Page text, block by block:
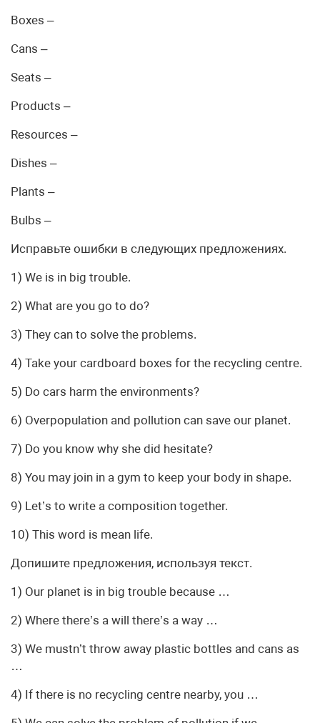
Boxes –
Cans –
Seats –
Products –
Resources –
Dishes –
Plants –
Bulbs –
Исправьте ошибки в следующих предложениях.
1) We is in big trouble.
2) What are you go to do?
3) They can to solve the problems.
4) Take your cardboard boxes for the recycling centre.
5) Do cars harm the environments?
6) Overpopulation and pollution can save our planet.
7) Do you know why she did hesitate?
8) You may join in a gym to keep your body in shape.
9) Let’s to write a composition together.
10) This word is mean life.
Допишите предложения, используя текст.
1) Our planet is in big trouble because …
2) Where there’s a will there’s a way …
3) We mustn’t throw away plastic bottles and cans as
…
4) If there is no recycling centre nearby, you …